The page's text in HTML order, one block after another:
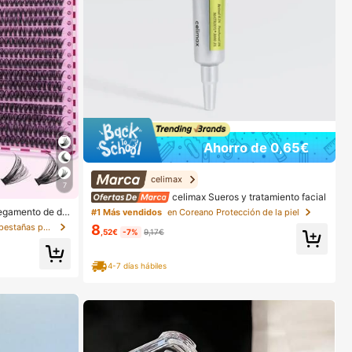
7
de do
de visón
longitudes
todo tipo de
pinzas segú
en Multicolor Kits de pestañas postizas y adhesivo
Ahorro de 0,65€
celimax
celimax Sueros y tratamiento facial
#1 Más vendidos en Coreano Protección de la piel
8 ,52€ -7% 9,17€
4-7 días hábiles